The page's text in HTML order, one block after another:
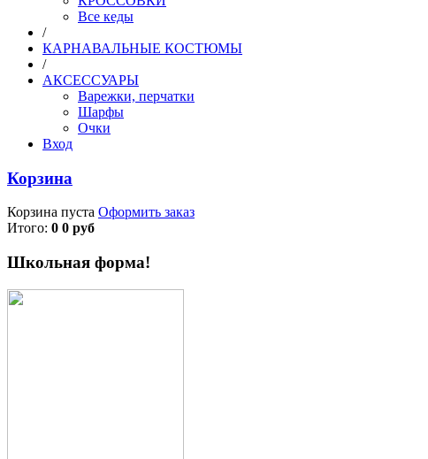
Все кеды
/
КАРНАВАЛЬНЫЕ КОСТЮМЫ
/
АКСЕССУАРЫ
Варежки, перчатки
Шарфы
Очки
Вход
Корзина
Корзина пуста Оформить заказ
Итого: 0 0 руб
Школьная форма!